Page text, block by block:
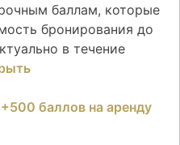
баллам, которые
бронирования до
в течение